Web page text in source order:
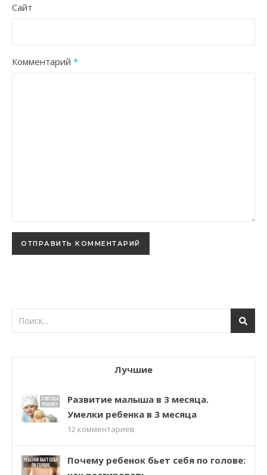
Сайт
Комментарий *
Лучшие
Развитие малыша в 3 месяца.
Умелки ребенка в 3 месяца
12 комментариев
Почему ребенок бьет себя по голове: